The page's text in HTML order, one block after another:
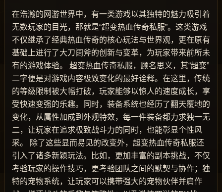
在浩瀚的网游世界中，有一类游戏以其独特的魅力吸引着
无数玩家的目光，那就是“超变热血传奇私服”。这类游戏
不仅继承了经典热血传奇的核心玩法与世界观，更在原有
基础上进行了大刀阔斧的创新与变革，为玩家带来前所未
有的游戏体验。 超变热血传奇私服，顾名思义，其“超变”
二字便是对游戏内容极致变化的最好诠释。在这里，传统
的等级限制被大幅打破，玩家能够以惊人的速度成长，享
受快速变强的乐趣。同时，装备系统也经历了翻天覆地的
变化，从属性加成到外观特效，每一件装备都力求独一无
二，让玩家在追求极致战斗力的同时，也能彰显个性风
采。 除了这些显而易见的改变外，超变热血传奇私服还
引入了诸多新颖玩法。比如，更加丰富的副本挑战，不仅
考验玩家的操作技巧，更考验团队之间的默契与协作；独
特的宠物系统，让玩家可以携带强大的宠物伙伴并肩作